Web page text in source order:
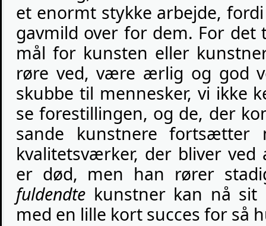
et enormt stykke arbejde,
gavmild over for dem. For
mål for kunsten eller
røre ved, være ærlig og god
skubbe til mennesker, vi ikke
se forestillingen, og de, der
sande kunstnere fortsætter
kvalitetsværker, der bliver ved
er død, men han rører
fuldendte kunstner kan nå
med en lille kort succes for så